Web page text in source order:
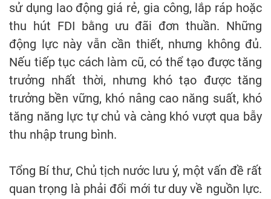
sử dụng lao động giá rẻ, gia công, lắp ráp hoặc
thu hút FDI bằng ưu đãi đơn thuần. Những
động lực này vẫn cần thiết, nhưng không đủ.
Nếu tiếp tục cách làm cũ, có thể tạo được tăng
trưởng nhất thời, nhưng khó tạo được tăng
trưởng bền vững, khó nâng cao năng suất, khó
tăng năng lực tự chủ và càng khó vượt qua bẫy
thu nhập trung bình.
Tổng Bí thư, Chủ tịch nước lưu ý, một vấn đề rất
quan trọng là phải đổi mới tư duy về nguồn lực.